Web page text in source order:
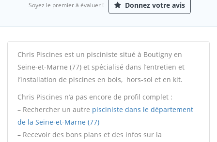
Soyez le premier à évaluer ! Donnez votre avis
Chris Piscines est un pisciniste situé à Boutigny en
Seine-et-Marne (77) et spécialisé dans l’entretien et
l’installation de piscines en bois, hors-sol et en kit.
Chris Piscines n’a pas encore de profil complet :
– Rechercher un autre pisciniste dans le département
de la Seine-et-Marne (77)
– Recevoir des bons plans et des infos sur la